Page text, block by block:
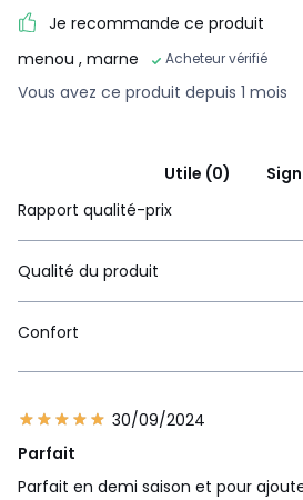
Je recommande ce produit
menou , marne Acheteur vérifié
Vous avez ce produit depuis 1 mois
Utile (0)
Rapport qualité-prix
Qualité du produit
Confort
30/09/2024
Parfait
Parfait en demi saison et pour